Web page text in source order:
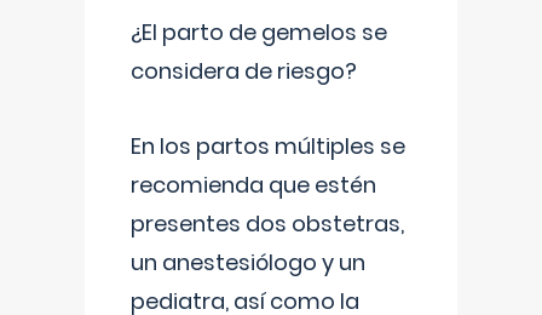
¿El parto de gemelos se
considera de riesgo?
En los partos múltiples se
recomienda que estén
presentes dos obstetras,
un anestesiólogo y un
pediatra, así como la